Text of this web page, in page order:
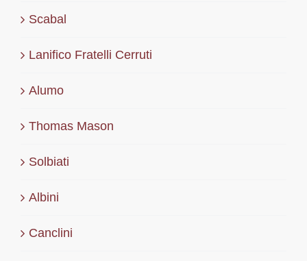
Scabal
Lanifico Fratelli Cerruti
Alumo
Thomas Mason
Solbiati
Albini
Canclini